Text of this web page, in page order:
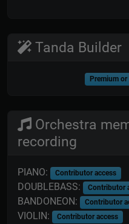
Tanda Builder
Premium
Orchestra
recording
PIANO: Contributor access
DOUBLEBASS: Contributor
BANDONEON: Contributor
VIOLIN: Contributor access